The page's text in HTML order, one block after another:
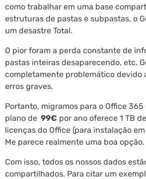
como trabalhar em uma base
estruturas de pastas e subpastas, o
um desastre Total.
O pior foram a perda constante de
pastas inteiras desaparecendo, etc.
completamente problemático devido
erros graves.
Portanto, migramos para o Office
plano de 99€ por ano oferece 1 TB
licenças do Office (para instalação
Me parece realmente uma boa opção.
Com isso, todos os nossos dados
compartilhados. Para citar um